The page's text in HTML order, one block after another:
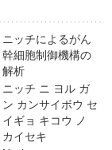
ニッチによるがん
幹細胞制御機構の
解析
ニッチ ニ ヨル ガ
ン カンサイボウ セ
イギョ キコウ ノ
カイセキ